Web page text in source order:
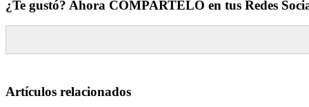
¿Te gustó? Ahora COMPARTELO en tus Redes
Artículos relacionados